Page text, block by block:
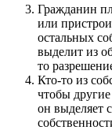
Гражданин
или
остальных
выделит из
то
Кто-то из
чтобы
он выделяет